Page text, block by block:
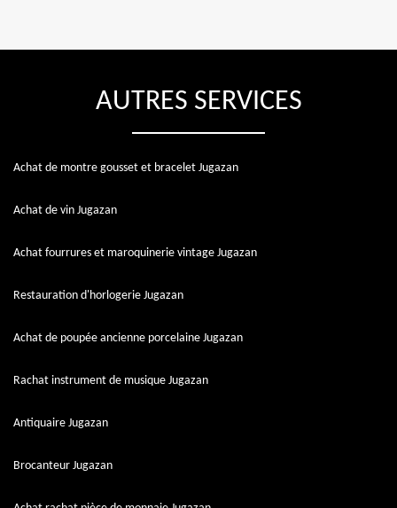
AUTRES SERVICES
Achat de montre gousset et bracelet Jugazan
Achat de vin Jugazan
Achat fourrures et maroquinerie vintage Jugazan
Restauration d'horlogerie Jugazan
Achat de poupée ancienne porcelaine Jugazan
Rachat instrument de musique Jugazan
Antiquaire Jugazan
Brocanteur Jugazan